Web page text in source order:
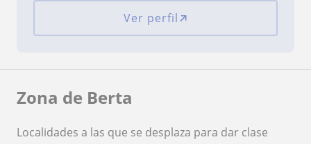
Ver perfil
Zona de Berta
Localidades a las que se desplaza para dar clase